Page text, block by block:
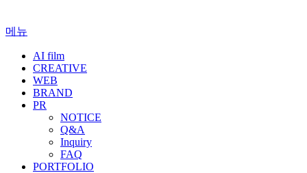
메뉴
AI film
CREATIVE
WEB
BRAND
PR
NOTICE
Q&A
Inquiry
FAQ
PORTFOLIO